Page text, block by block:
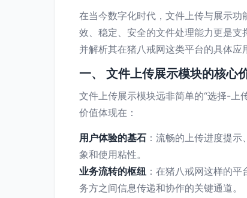
在当今数字化时代，文件上传与展示
效、稳定、安全的文件处理能力更是支
并解析其在猪八戒网这类平台的具体应
一、 文件上传展示模块的核心
文件上传展示模块远非简单的“选择-上
价值体现在：
用户体验的基石 ：流畅的上传进度提
象和使用粘性。
业务流转的枢纽 ：在猪八戒网这样的
务方之间信息传递和协作的关键通道。